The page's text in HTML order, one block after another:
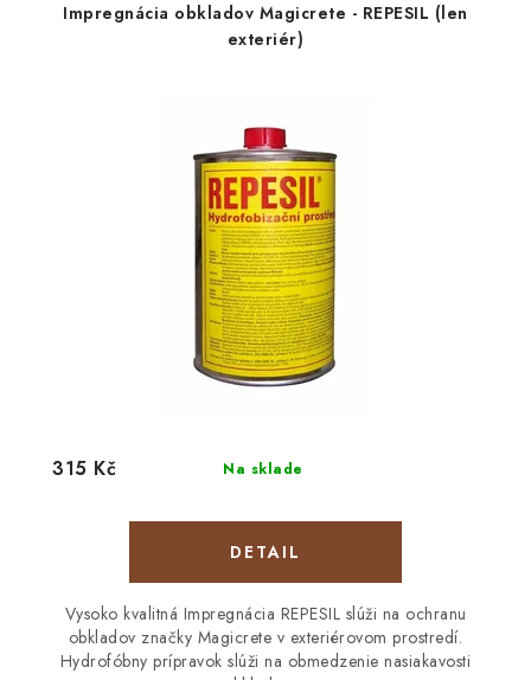
Impregnácia obkladov Magicrete - REPESIL (len
exteriér)
Na sklade
315 Kč
DETAIL
Vysoko kvalitná Impregnácia REPESIL slúži na ochranu
obkladov značky Magicrete v exteriérovom prostredí.
Hydrofóbny prípravok slúži na obmedzenie nasiakavosti